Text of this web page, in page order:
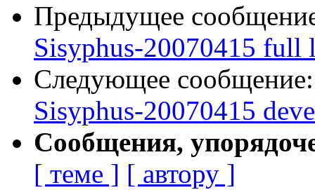
Предыдущее
Sisyphus-20070415 full
Следующее
Sisyphus-20070415
Сообщения,
[ теме ] [ автору ]